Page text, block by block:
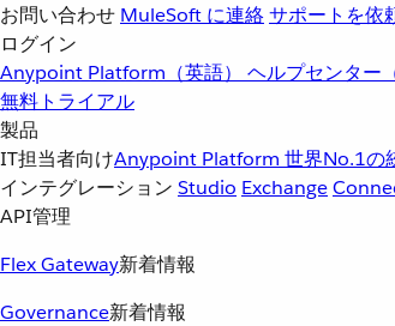
お問い合わせ MuleSoft に連絡サポートを依
ログイン
Anypoint Platform（英語） ヘルプセンター
無料トライアル
製品
IT担当者向けAnypoint Platform 世界No.1の
インテグレーション Studio Exchange
API管理
Flex Gateway新着情報
Governance新着情報